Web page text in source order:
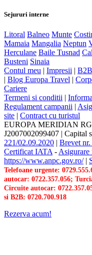
Sejururi interne
Litoral Balneo Munte
Mamaia Mangalia Neptun
Herculane Baile Tusnad
Busteni Sinaia
Contul meu | Impresii |
| Blog Europa Travel |
Cariere
Termeni si conditii |
Regulament campanii |
site | Contract cu turistul
EUROPA MERIDIAN
J2007002099407 | Capital
221/02.09.2020 | Brevet nr.
Certificat IATA - Asigurare
https://www.anpc.gov.ro/|
Telefoane urgente:
autocar: 0722.357.056;
Circuite autocar:
si B2B: 0720.700.918
Rezerva acum!